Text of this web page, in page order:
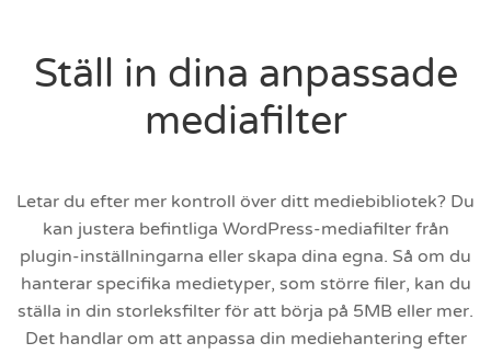
Ställ in dina anpassade
mediafilter
Letar du efter mer kontroll över ditt mediebibliotek? Du
kan justera befintliga WordPress-mediafilter från
plugin-inställningarna eller skapa dina egna. Så om du
hanterar specifika medietyper, som större filer, kan du
ställa in din storleksfilter för att börja på 5MB eller mer.
Det handlar om att anpassa din mediehantering efter